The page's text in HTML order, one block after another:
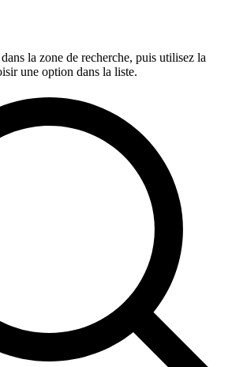
la zone de recherche, puis utilisez la
une option dans la liste.